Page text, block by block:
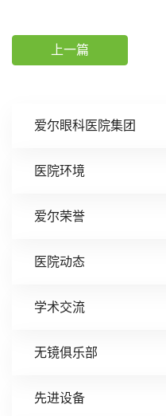
爱尔眼科医院集团
医院环境
爱尔荣誉
医院动态
学术交流
无镜俱乐部
先进设备
上一篇